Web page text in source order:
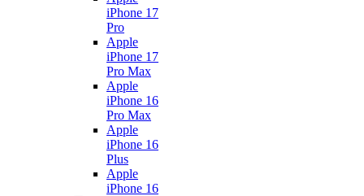
iPhone 17
Pro
Apple
iPhone 17
Pro Max
Apple
iPhone 16
Pro Max
Apple
iPhone 16
Plus
Apple
iPhone 16